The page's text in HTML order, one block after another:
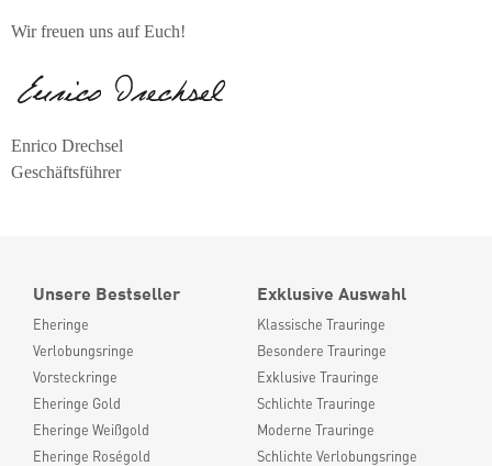
Wir freuen uns auf Euch!
Enrico Drechsel
Geschäftsführer
Unsere Bestseller
Eheringe
Verlobungsringe
Vorsteckringe
Eheringe Gold
Eheringe Weißgold
Eheringe Roségold
Exklusive Auswahl
Klassische Trauringe
Besondere Trauringe
Exklusive Trauringe
Schlichte Trauringe
Moderne Trauringe
Schlichte Verlobungsringe